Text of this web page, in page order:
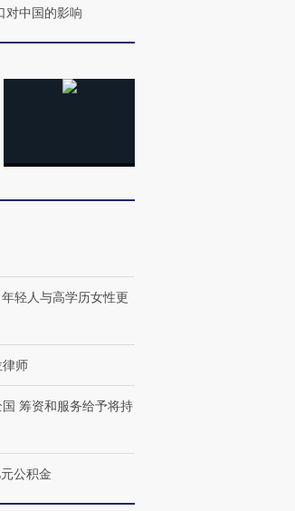
尿检体内含3种
度Z世代 用街头抗争将教
生活方式·第三对
住三大增长引擎是什么？
对中国的影响
轻人与高学历女性更
师
筹资和服务给予将持
公积金